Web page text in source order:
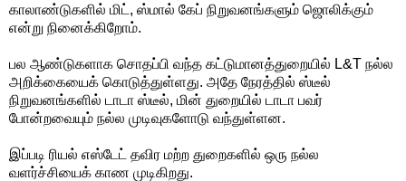
காலாண்டுகளில் மிட், ஸ்மால் கேப் நிறுவனங்களும் ஜொலிக்கும்
என்று நினைக்கிறோம்.
பல ஆண்டுகளாக சொதப்பி வந்த கட்டுமானத்துறையில் L&T நல்ல
அறிக்கையைக் கொடுத்துள்ளது. அதே நேரத்தில் ஸ்டீல்
நிறுவனங்களில் டாடா ஸ்டீல், மின் துறையில் டாடா பவர்
போன்றவையும் நல்ல முடிவுகளோடு வந்துள்ளன.
இப்படி ரியல் எஸ்டேட் தவிர மற்ற துறைகளில் ஒரு நல்ல
வளர்ச்சியைக் காண முடிகிறது.